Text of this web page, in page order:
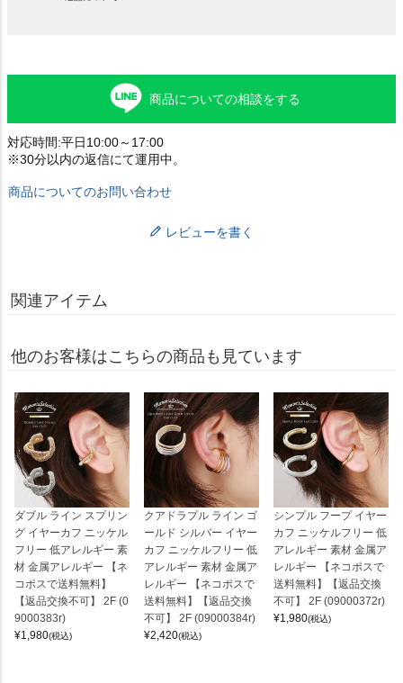
商品についての相談をする
対応時間:平日10:00～17:00
※30分以内の返信にて運用中。
商品についてのお問い合わせ
レビューを書く
関連アイテム
他のお客様はこちらの商品も見ています
ダブル ライン スプリン
グ イヤーカフ ニッケル
フリー 低アレルギー 素
材 金属アレルギー 【ネ
コポスで送料無料】
【返品交換不可】 2F (0
9000383r)
¥1,980(税込)
クアドラプル ライン ゴ
ールド シルバー イヤー
カフ ニッケルフリー 低
アレルギー 素材 金属ア
レルギー 【ネコポスで
送料無料】【返品交換
不可】 2F (09000384r)
¥2,420(税込)
シンプル フープ イヤー
カフ ニッケルフリー 低
アレルギー 素材 金属ア
レルギー 【ネコポスで
送料無料】【返品交換
不可】 2F (09000372r)
¥1,980(税込)